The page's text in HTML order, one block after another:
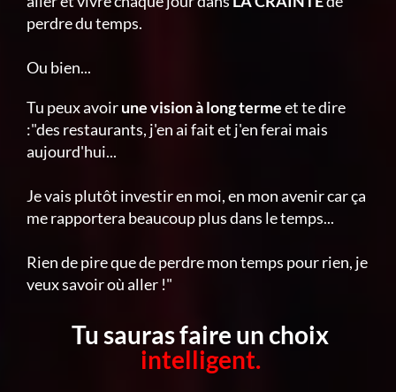
perdre du temps.
Ou bien...
Tu peux avoirune vision à long termeet te dire
:"des restaurants, j'en ai fait et j'en ferai mais
aujourd'hui...
Je vais plutôt investir en moi, en mon avenir car ça
me rapportera beaucoup plus dans le temps...
Rien de pire que de perdre mon temps pour rien, je
veux savoir où aller !"
Tu sauras faire un choix
intelligent.